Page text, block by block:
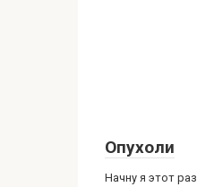
Опухоли
Начну я этот